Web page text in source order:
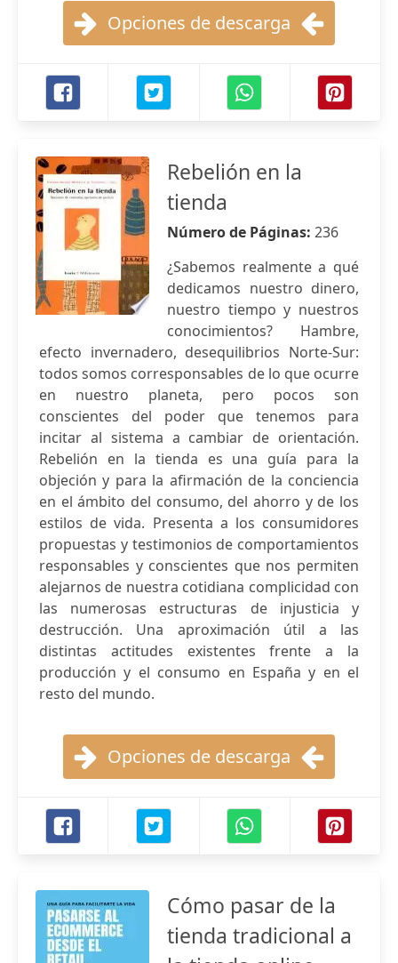
Opciones de descarga
Rebelión en la
tienda
Número de Páginas: 236
¿Sabemos realmente a qué
dedicamos nuestro dinero,
nuestro tiempo y nuestros
conocimientos? Hambre,
efecto invernadero, desequilibrios Norte-Sur:
todos somos corresponsables de lo que ocurre
en nuestro planeta, pero pocos son
conscientes del poder que tenemos para
incitar al sistema a cambiar de orientación.
Rebelión en la tienda es una guía para la
objeción y para la afirmación de la conciencia
en el ámbito del consumo, del ahorro y de los
estilos de vida. Presenta a los consumidores
propuestas y testimonios de comportamientos
responsables y conscientes que nos permiten
alejarnos de nuestra cotidiana complicidad con
las numerosas estructuras de injusticia y
destrucción. Una aproximación útil a las
distintas actitudes existentes frente a la
producción y el consumo en España y en el
resto del mundo.
Opciones de descarga
Cómo pasar de la
tienda tradicional a